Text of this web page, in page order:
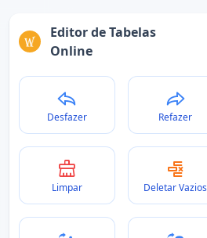
Editor de Tabelas
Online
Desfazer Refazer
Limpar Deletar Vazios